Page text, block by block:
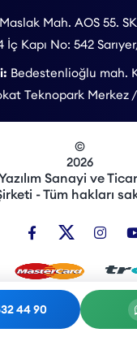
Maslak Mah. AOS 55.
İç Kapı No: 542
Bedestenlioğlu mah.
Teknopark Merkez
©
2026
Sanayi ve
- Tüm hakları
44 90